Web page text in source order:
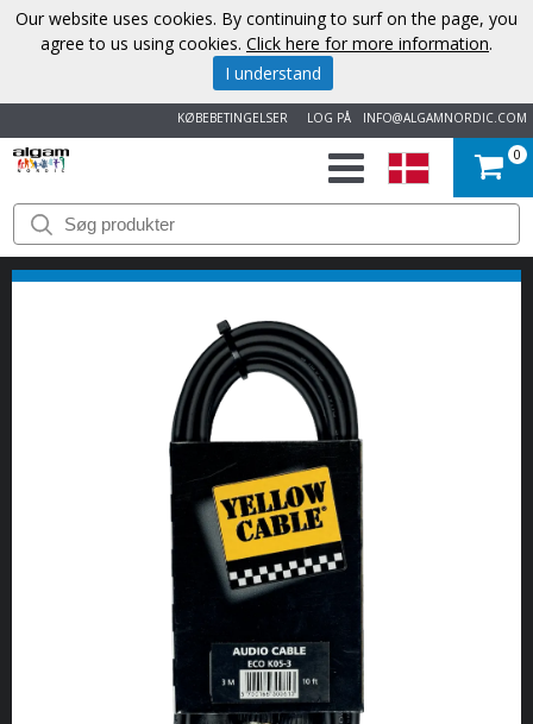
INFO@ALGAMNORDIC.COM
LOG PÅ
KØBEBETINGELSER
START
VAREMÆRKER
KONTAKT
0
Our website uses cookies. By continuing to surf on the page, you
agree to us using cookies. Click here for more information.
I understand